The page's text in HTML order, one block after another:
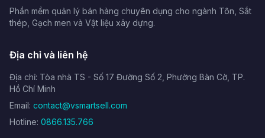
Phần mềm quản lý bán hàng chuyên dụng cho ngành Tôn, Sắt
thép, Gạch men và Vật liệu xây dựng.
Địa chỉ và liên hệ
Địa chỉ: Tòa nhà TS - Số 17 Đường Số 2, Phường Bàn Cờ, TP.
Hồ Chí Minh
Email: contact@vsmartsell.com
Hotline: 0866.135.766